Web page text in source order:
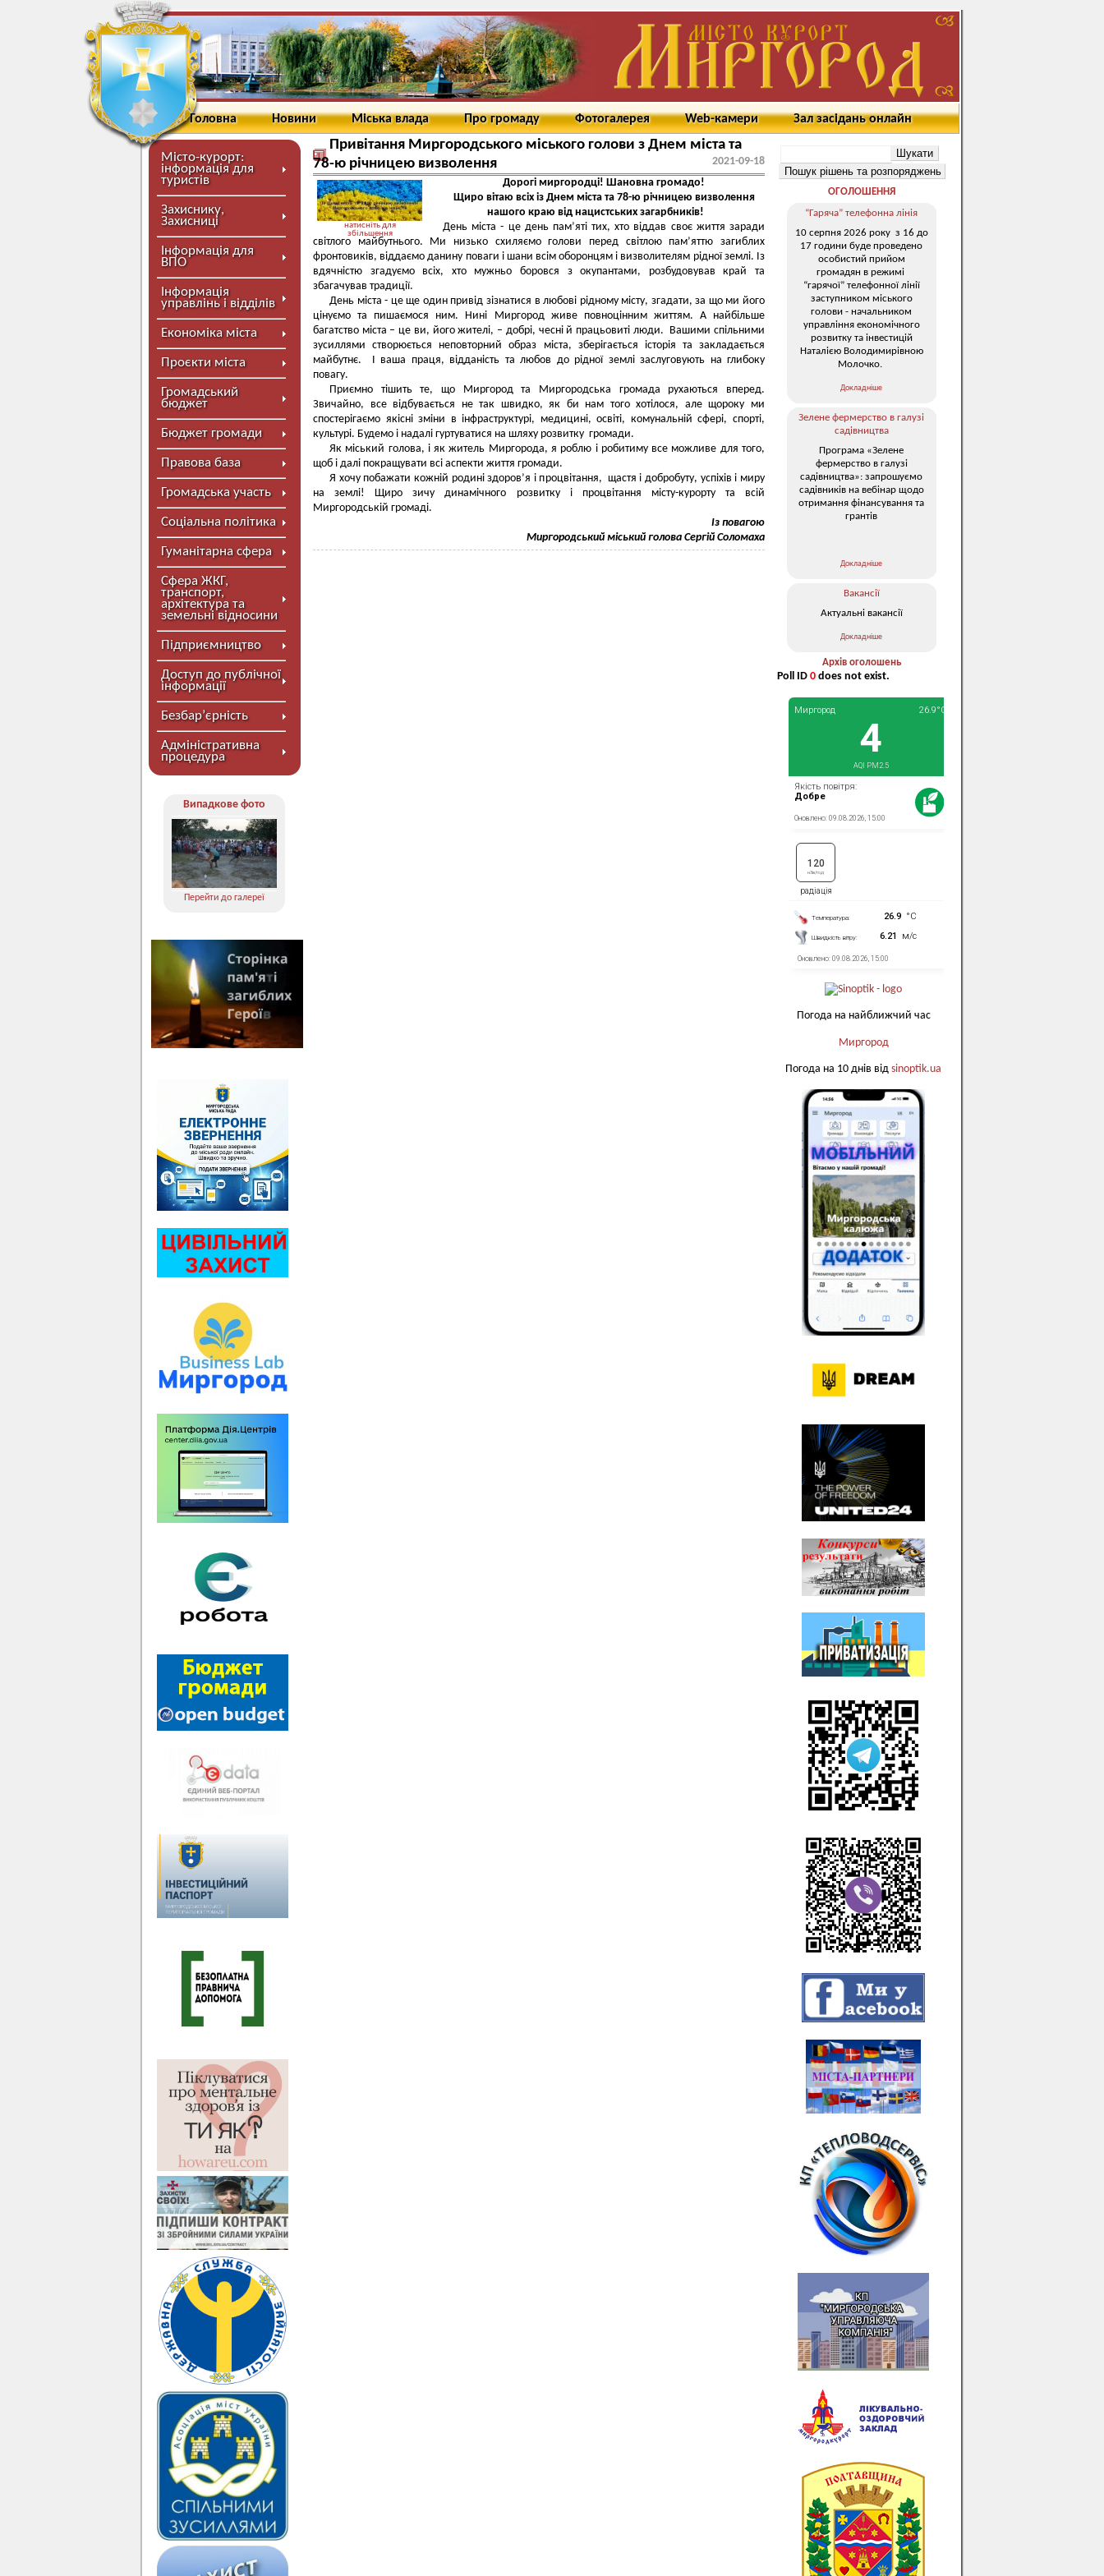
Головна Новини Міська влада Про громаду Фотогалерея Web-камери Зал засідань онлайн
Місто-курорт:
інформація для
туристів
Захиснику,
Захисниці
Інформація для
ВПО
Інформація
управлінь і відділів
Економіка міста
Проєкти міста
Громадський
бюджет
Бюджет громади
Правова база
Громадська участь
Соціальна політика
Гуманітарна сфера
Сфера ЖКГ,
транспорт,
архітектура та
земельні відносини
Підприємництво
Доступ до публічної
інформації
Безбар’єрність
Адміністративна
процедура
Випадкове фото
Перейти до галереї
Привітання Миргородського міського голови з Днем міста та
78-ю річницею визволення
2021-09-18
натисніть для
збільшення
Дорогі миргородці! Шановна громадо!
Щиро вітаю всіх із Днем міста та 78-ю річницею визволення
нашого краю від нацистських загарбників!
День міста - це день пам’яті тих, хто віддав своє життя заради
світлого майбутнього. Ми низько схиляємо голови перед світлою пам’яттю загиблих
фронтовиків, віддаємо данину поваги і шани всім оборонцям і визволителям рідної землі. Із
вдячністю згадуємо всіх, хто мужньо боровся з окупантами, розбудовував край та
збагачував традиції.
День міста - це ще один привід зізнатися в любові рідному місту, згадати, за що ми його
цінуємо та пишаємося ним. Нині Миргород живе повноцінним життям. А найбільше
багатство міста – це ви, його жителі, – добрі, чесні й працьовиті люди. Вашими спільними
зусиллями створюється неповторний образ міста, зберігається історія та закладається
майбутнє. І ваша праця, відданість та любов до рідної землі заслуговують на глибоку
повагу.
Приємно тішить те, що Миргород та Миргородська громада рухаються вперед.
Звичайно, все відбувається не так швидко, як би нам того хотілося, але щороку ми
спостерігаємо якісні зміни в інфраструктурі, медицині, освіті, комунальній сфері, спорті,
культурі. Будемо і надалі гуртуватися на шляху розвитку громади.
Як міський голова, і як житель Миргорода, я роблю і робитиму все можливе для того,
щоб і далі покращувати всі аспекти життя громади.
Я хочу побажати кожній родині здоров’я і процвітання, щастя і добробуту, успіхів і миру
на землі! Щиро зичу динамічного розвитку і процвітання місту-курорту та всій
Миргородській громаді.
Із повагою
Миргородський міський голова Сергій Соломаха
ОГОЛОШЕННЯ
“Гаряча” телефонна лінія
10 серпня 2026 року з 16 до
17 години буде проведено
особистий прийом
громадян в режимі
“гарячої” телефонної лінії
заступником міського
голови - начальником
управління економічного
розвитку та інвестицій
Наталією Володимирівною
Молочко.
Докладніше
Зелене фермерство в галузі
садівництва
Програма «Зелене
фермерство в галузі
садівництва»: запрошуємо
садівників на вебінар щодо
отримання фінансування та
грантів
Докладніше
Вакансії
Актуальні вакансії
Докладніше
Архів оголошень
Poll ID 0 does not exist.
Погода на найближчий час
Миргород
Погода на 10 днів від sinoptik.ua